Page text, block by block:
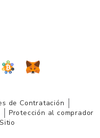
de Contratación
Protección al comprador